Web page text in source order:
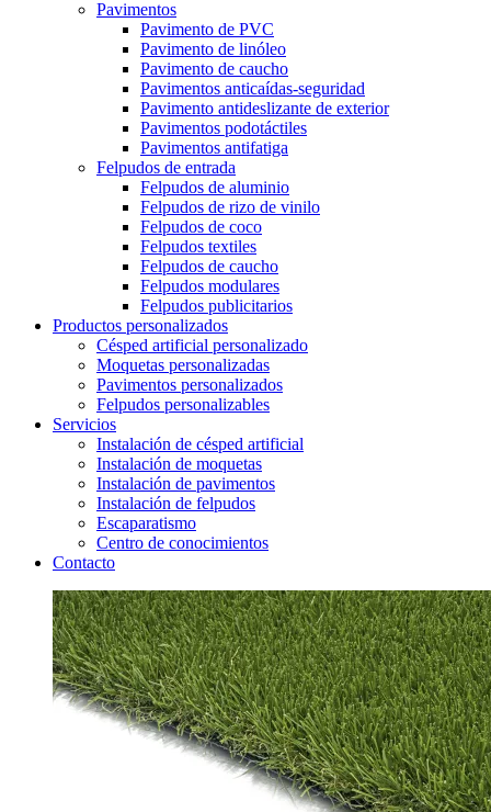
Pavimentos
Pavimento de PVC
Pavimento de linóleo
Pavimento de caucho
Pavimentos anticaídas-seguridad
Pavimento antideslizante de exterior
Pavimentos podotáctiles
Pavimentos antifatiga
Felpudos de entrada
Felpudos de aluminio
Felpudos de rizo de vinilo
Felpudos de coco
Felpudos textiles
Felpudos de caucho
Felpudos modulares
Felpudos publicitarios
Productos personalizados
Césped artificial personalizado
Moquetas personalizadas
Pavimentos personalizados
Felpudos personalizables
Servicios
Instalación de césped artificial
Instalación de moquetas
Instalación de pavimentos
Instalación de felpudos
Escaparatismo
Centro de conocimientos
Contacto